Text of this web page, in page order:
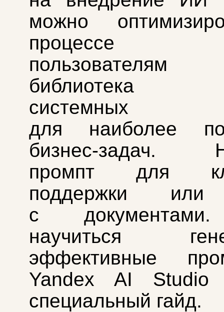
можно
процессе
пользователям
библиотека
системных
для наиболее
бизнес‑задач.
промпт для
поддержки или
с
научиться
эффективные
Yandex AI Studio
специальный гайд.